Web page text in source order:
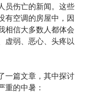
员伤亡的新闻。这些
有空调的房屋中，因
相信大多数人都体会
虚弱、恶心、头疼以
一篇文章，其中探讨
重的中暑：